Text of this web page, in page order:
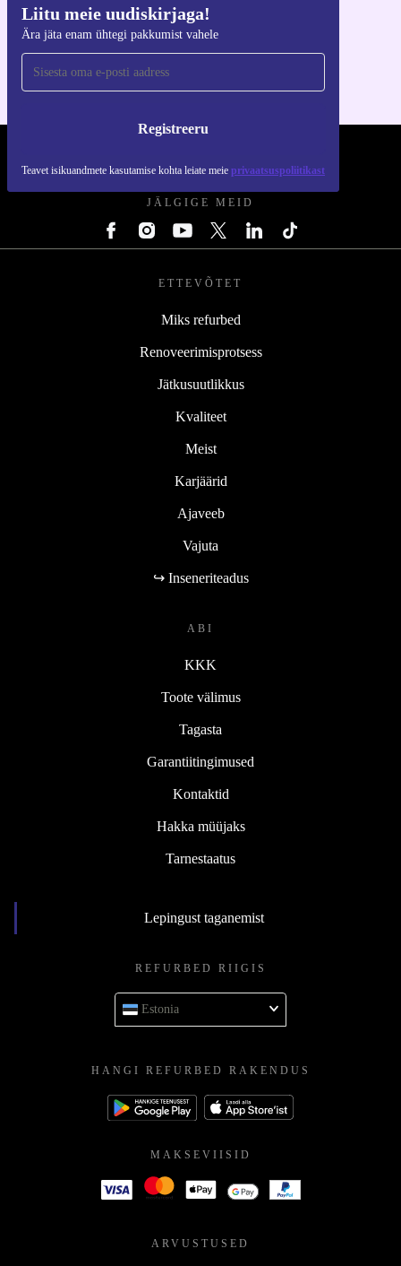
Liitu meie uudiskirjaga!
Ära jäta enam ühtegi pakkumist vahele
Registreeru
Teavet isikuandmete kasutamise kohta leiate meie privaatsuspoliitikast
Hangi refurbed rakendus
iOS-i ja Androidi jaoks
JÄLGIGE MEID
ETTEVÕTET
Miks refurbed
Renoveerimisprotsess
Jätkusuutlikkus
Kvaliteet
Meist
Karjäärid
Ajaveeb
Vajuta
↪ Inseneriteadus
ABI
KKK
Toote välimus
Tagasta
Garantiitingimused
Kontaktid
Hakka müüjaks
Tarnestaatus
Lepingust taganemist
REFURBED RIIGIS
Estonia
HANGI REFURBED RAKENDUS
MAKSEVIISID
ARVUSTUSED